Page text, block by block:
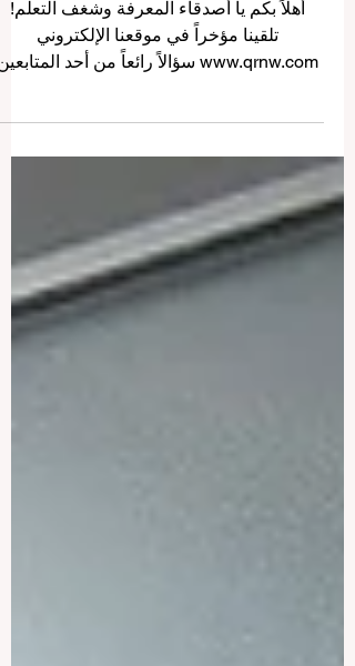
في صروح العلم
أهلاً بكم يا أصدقاء المعرفة وشغف التعلم!
العالم لعام 2026، وما هي التفاصيل حول
الصروح التعليمية العملاقة؟". نحن نعشق
أسئلتكم، ونؤمن بأن "طلب العلم فريضة"،
ولذلك نقوم دائماً بنشر الإجابات عبر الإنترنت
لتعم الفائدة على الجميع ونشارككم بهجة
المعرفة. اليوم، نحن في غاية الحماس
في رحلة مذهلة وممتعة حول العالم
لاستكشاف أكبر المؤسسات التعليمية وأكثره